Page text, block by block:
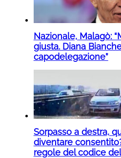
Nazionale, Malagò:
giusta. Diana
capodelegazione”
Sorpasso a destra,
diventare
regole del codice